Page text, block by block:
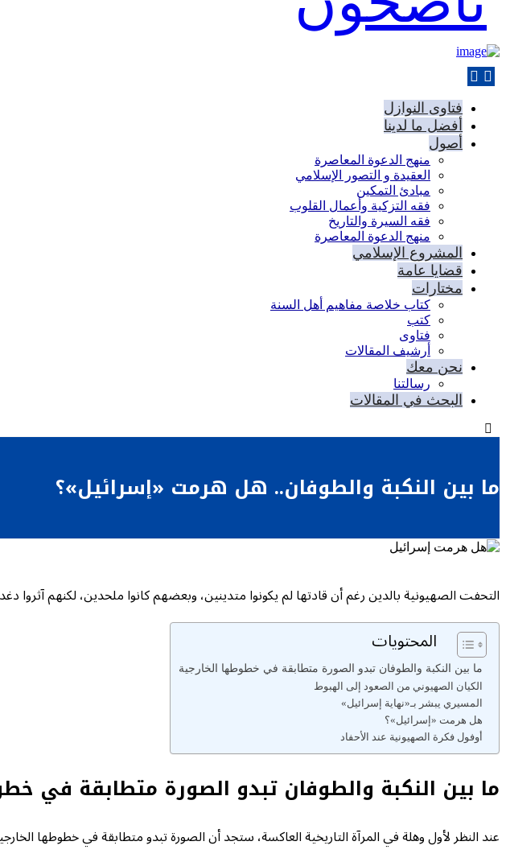
فتاوى النوازل
أفضل ما لدينا
أصول
منهج الدعوة المعاصرة
العقيدة و التصور الإسلامي
مبادئ التمكين
فقه التزكية وأعمال القلوب
فقه السيرة والتاريخ
منهج الدعوة المعاصرة
المشروع الإسلامي
قضايا عامة
مختارات
كتاب خلاصة مفاهيم أهل السنة
كتب
فتاوى
أرشيف المقالات
نحن معك
رسالتنا
البحث في المقالات
ما بين النكبة والطوفان.. هل هرمت «إسرائيل»؟
التحفت الصهيونية بالدين رغم أن قادتها لم يكونوا متدينين، وبعضهم كانوا ملحدين، لكنهم آثروا
المحتويات
ما بين النكبة والطوفان تبدو الصورة متطابقة في خطوطها الخارجية
الكيان الصهيوني من الصعود إلى الهبوط
المسيري يبشر بـ«نهاية إسرائيل»
هل هرمت «إسرائيل»؟
أوفول فكرة الصهيونية عند الأحفاد
ما بين النكبة والطوفان تبدو الصورة متطابقة في
عند النظر لأول وهلة في المرآة التاريخية العاكسة، ستجد أن الصورة تبدو متطابقة في خطوطها